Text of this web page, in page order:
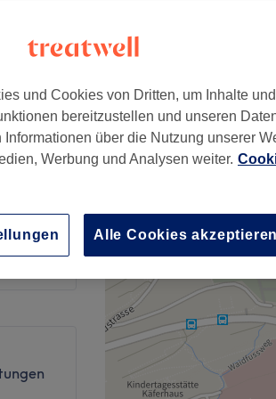
CHF 99
CHF 150
CHF 99
CHF 69
CHF 99
und Cookies von Dritten, um Inhalte
bereitzustellen und unseren
über die Nutzung unserer
Werbung und Analysen weiter.
Alle Cookies akzeptieren